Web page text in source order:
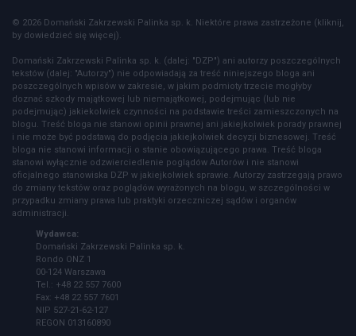
© 2026 Domański Zakrzewski Palinka sp. k. Niektóre prawa zastrzeżone (kliknij,
by dowiedzieć się więcej).
Domański Zakrzewski Palinka sp. k. (dalej: "DZP") ani autorzy poszczególnych
tekstów (dalej: "Autorzy") nie odpowiadają za treść niniejszego bloga ani
poszczególnych wpisów w zakresie, w jakim podmioty trzecie mogłyby
doznać szkody majątkowej lub niemajątkowej, podejmując (lub nie
podejmując) jakiekolwiek czynności na podstawie treści zamieszczonych na
blogu. Treść bloga nie stanowi opinii prawnej ani jakiejkolwiek porady prawnej
i nie może być podstawą do podjęcia jakiejkolwiek decyzji biznesowej. Treść
bloga nie stanowi informacji o stanie obowiązującego prawa. Treść bloga
stanowi wyłącznie odzwierciedlenie poglądów Autorów i nie stanowi
oficjalnego stanowiska DZP w jakiejkolwiek sprawie. Autorzy zastrzegają prawo
do zmiany tekstów oraz poglądów wyrażonych na blogu, w szczególności w
przypadku zmiany prawa lub praktyki orzeczniczej sądów i organów
administracji.
Wydawca:
Domański Zakrzewski Palinka sp. k.
Rondo ONZ 1
00-124 Warszawa
Tel.: +48 22 557 7600
Fax: +48 22 557 7601
NIP 527-21-62-127
REGON 013160890